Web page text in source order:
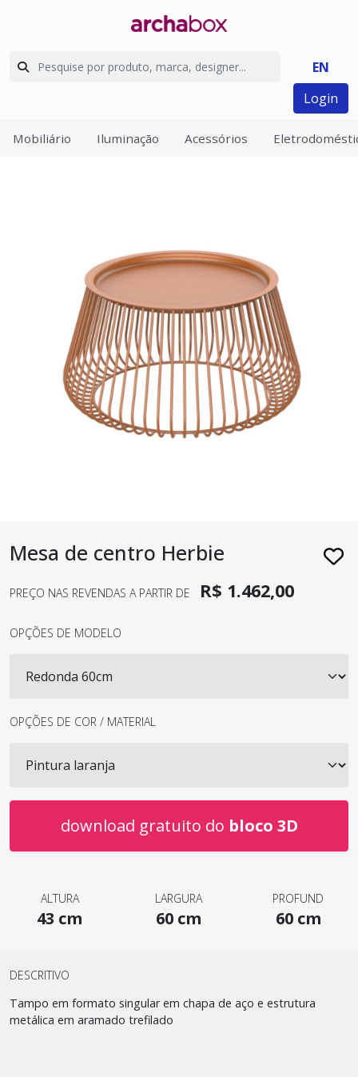
EN
Login
Mobiliário Iluminação Acessórios
Mesa de centro Herbie
PREÇO NAS REVENDAS A PARTIR DE R$ 1.462,00
OPÇÕES DE MODELO
OPÇÕES DE COR / MATERIAL
download gratuito do bloco 3D
ALTURA
43 cm
LARGURA
60 cm
PROFUND
60 cm
DESCRITIVO
Tampo em formato singular em chapa de aço e estrutura
metálica em aramado trefilado